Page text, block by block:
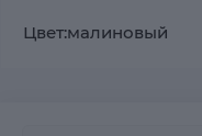
Цвет:малиновый